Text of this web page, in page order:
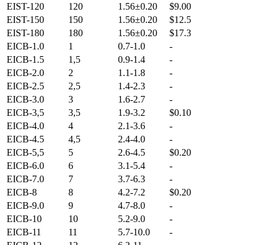
EIST-120
120 1.56±0.20
$9.00
EIST-150
150 1.56±0.20
$12.5
EIST-180
180 1.56±0.20
$17.3
EICB-1.0
1 0.7-1.0
-
EICB-1.5
1,5 0.9-1.4
-
EICB-2.0
2 1.1-1.8
-
EICB-2.5
2,5 1.4-2.3
-
EICB-3.0
3 1.6-2.7
-
EICB-3,5
3,5 1.9-3.2
$0.10
EICB-4.0
4 2.1-3.6
-
EICB-4.5
4,5 2.4-4.0
-
EICB-5,5
5 2.6-4.5
$0.20
EICB-6.0
6 3.1-5.4
-
EICB-7.0
7 3.7-6.3
-
EICB-8
8 4.2-7.2
$0.20
EICB-9.0
9 4.7-8.0
-
EICB-10
10 5.2-9.0
-
EICB-11
11 5.7-10.0
-